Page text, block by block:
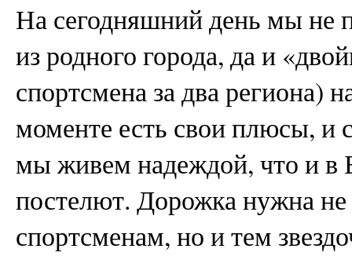
На сегодняшний день мы не
из родного города, да и
спортсмена за два региона)
моменте есть свои плюсы,
мы живем надеждой, что и в
постелют. Дорожка нужна
спортсменам, но и тем